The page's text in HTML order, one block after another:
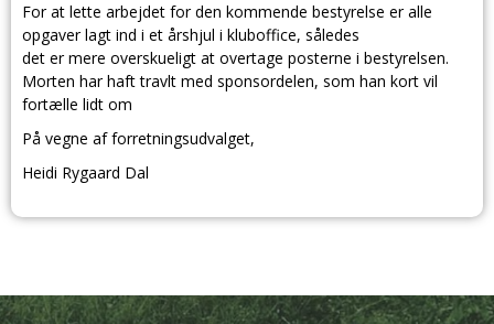
For at lette arbejdet for den kommende bestyrelse er alle
opgaver lagt ind i et årshjul i kluboffice, således
det er mere overskueligt at overtage posterne i bestyrelsen.
Morten har haft travlt med sponsordelen, som han kort vil
fortælle lidt om
På vegne af forretningsudvalget,
Heidi Rygaard Dal